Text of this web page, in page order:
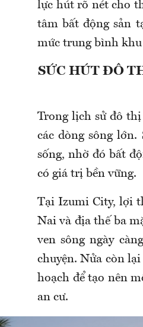
lực hút rõ nét cho
tâm bất động sản
mức trung bình
SỨC HÚT ĐÔ
Trong lịch sử đô
các dòng sông
sống, nhờ đó bất
có giá trị bền vững.
Tại Izumi City, lợi
Nai và địa thế ba
ven sông ngày
chuyện. Nửa còn
hoạch để tạo nên
an cư.